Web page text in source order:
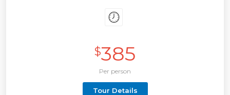
entre Luxor y Asuán. Ahora ofrecemos precios
$385
Per person
Tour Details